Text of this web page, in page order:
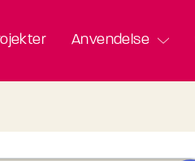
Anvendelse